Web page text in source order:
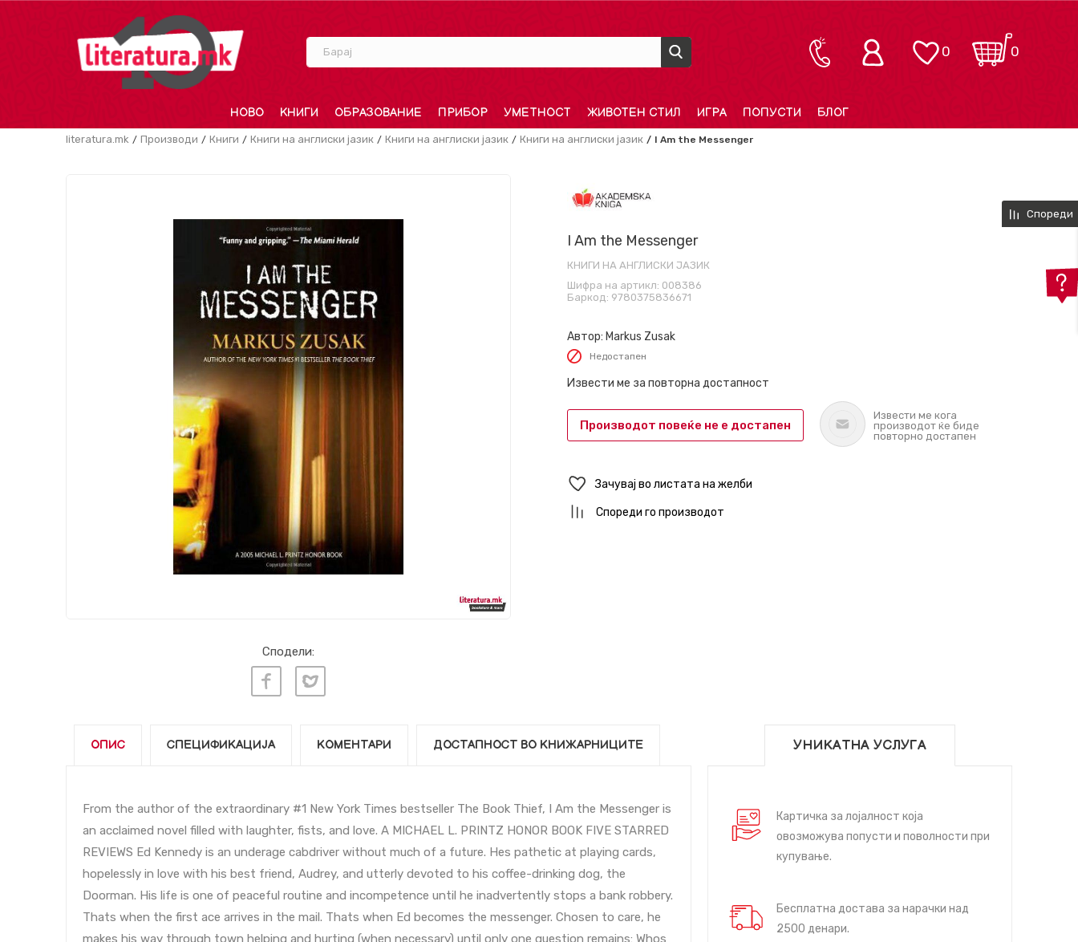
Барај 0
0
НОВО КНИГИ ОБРАЗОВАНИЕ ПРИБОР УМЕТНОСТ ЖИВОТЕН СТИЛ ИГРА ПОПУСТИ БЛОГ
literatura.mk Производи Книги Книги на англиски јазик Книги на англиски јазик Книги на англиски јазик I Am the Messenger
Сподели:
I Am the Messenger
КНИГИ НА АНГЛИСКИ ЈАЗИК
Шифра на артикл: 008386
Баркод: 9780375836671
Автор: Markus Zusak
Недостапен
Извести ме за повторна достапност
Производот повеќе не е достапен
Извести ме кога
производот ќе биде
повторно достапен
Зачувај во листата на желби
Спореди го производот
ОПИС СПЕЦИФИКАЦИЈА КОМЕНТАРИ ДОСТАПНОСТ ВО КНИЖАРНИЦИТЕ
From the author of the extraordinary #1 New York Times bestseller The Book Thief, I Am the Messenger is
an acclaimed novel filled with laughter, fists, and love. A MICHAEL L. PRINTZ HONOR BOOK FIVE STARRED
REVIEWS Ed Kennedy is an underage cabdriver without much of a future. Hes pathetic at playing cards,
hopelessly in love with his best friend, Audrey, and utterly devoted to his coffee-drinking dog, the
Doorman. His life is one of peaceful routine and incompetence until he inadvertently stops a bank robbery.
Thats when the first ace arrives in the mail. Thats when Ed becomes the messenger. Chosen to care, he
makes his way through town helping and hurting (when necessary) until only one question remains: Whos
УНИКАТНА УСЛУГА
Картичка за лојалност која
овозможува попусти и поволности при
купување.
Бесплатна достава за нарачки над
2500 денари.
Спореди